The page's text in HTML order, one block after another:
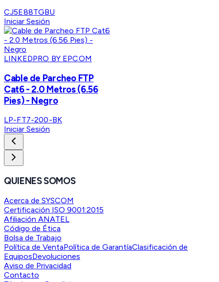
CJ5E88TGBU
Iniciar Sesión
LINKEDPRO BY EPCOM
Cable de Parcheo FTP
Cat6 - 2.0 Metros (6.56
Pies) - Negro
LP-FT7-200-BK
Iniciar Sesión
QUIENES SOMOS
Acerca de SYSCOM
Certificación ISO 9001:2015
Afiliación ANATEL
Código de Ética
Bolsa de Trabajo
Política de VentaPolítica de GarantíaClasificación de
EquiposDevoluciones
Aviso de Privacidad
Contacto